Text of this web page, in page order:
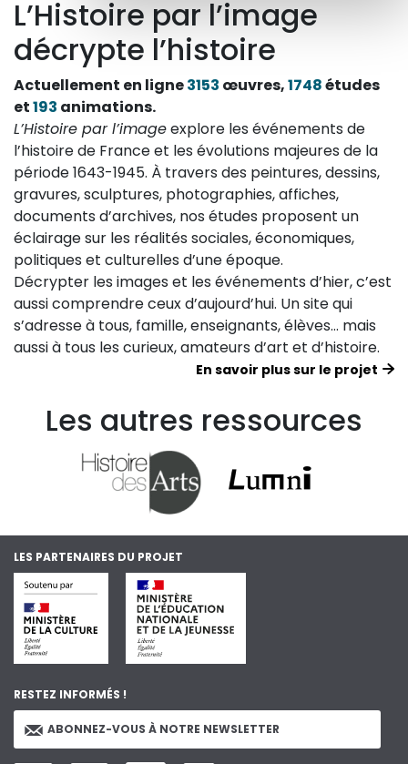
L’Histoire par l’image
décrypte l’histoire
Actuellement en ligne3153 œuvres,1748études
et193 animations.
L’Histoire par l’imageexplore les événements de
l’histoire de France et les évolutions majeures de la
période 1643-1945. À travers des peintures, dessins,
gravures, sculptures, photographies, affiches,
documents d’archives, nos études proposent un
éclairage sur les réalités sociales, économiques,
politiques et culturelles d’une époque.
Décrypter les images et les événements d’hier, c’est
aussi comprendre ceux d’aujourd’hui. Un site qui
s’adresse à tous, famille, enseignants, élèves… mais
aussi à tous les curieux, amateurs d’art et d’histoire.
En savoir plus sur le projet
Les autres ressources
LES PARTENAIRES DU PROJET
RESTEZ INFORMÉS !
ABONNEZ-VOUS À NOTRE NEWSLETTER